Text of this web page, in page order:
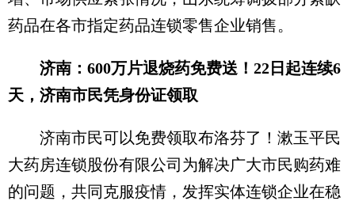
药品在各市指定药品连锁零售企业销售。
济南：600万片退烧药免费送！22日起连续6
天，济南市民凭身份证领取
济南市民可以免费领取布洛芬了！漱玉平民
大药房连锁股份有限公司为解决广大市民购药难
的问题，共同克服疫情，发挥实体连锁企业在稳